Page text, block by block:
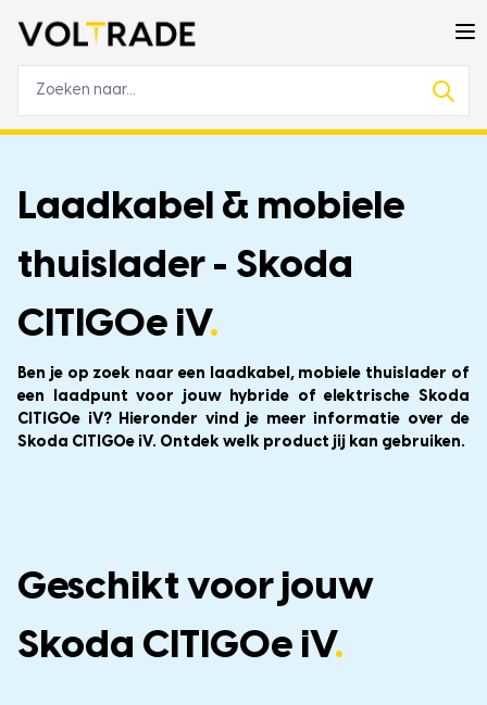
Laadkabel & mobiele
thuislader - Skoda
CITIGOe iV.
Ben je op zoek naar een laadkabel, mobiele thuislader of
een laadpunt voor jouw hybride of elektrische Skoda
CITIGOe iV? Hieronder vind je meer informatie over de
Skoda CITIGOe iV. Ontdek welk product jij kan gebruiken.
Geschikt voor jouw
Skoda CITIGOe iV.